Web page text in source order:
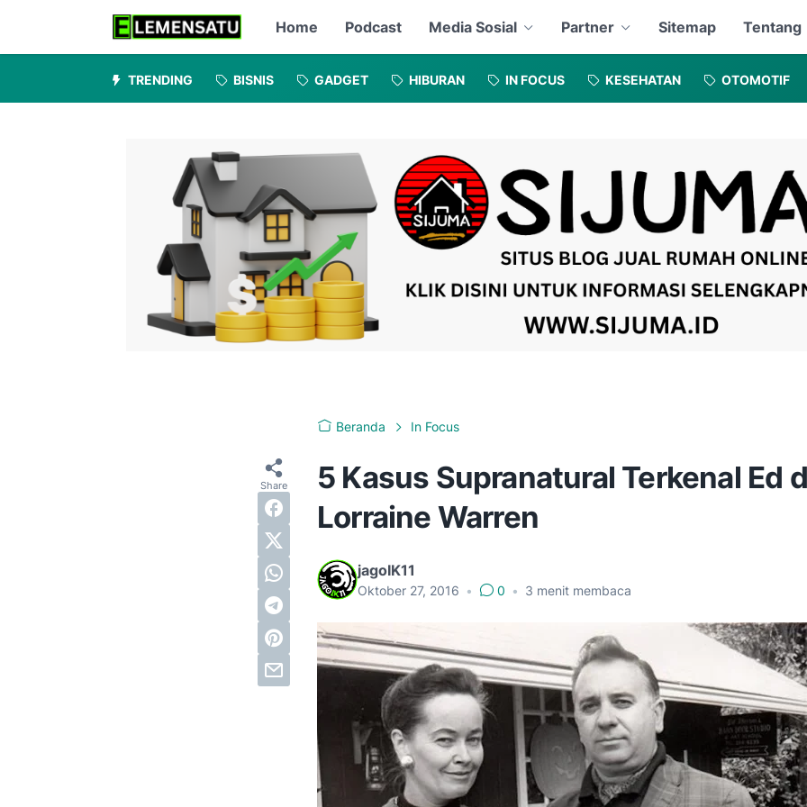
Home Podcast Media Sosial Partner Sitemap Tentang
TRENDING BISNIS GADGET HIBURAN IN FOCUS KESEHATAN OTOMOTIF
Beranda In Focus
5 Kasus Supranatural Terkenal Ed
Lorraine Warren
jagoIK11
Oktober 27, 2016 • 0 • 3 menit membaca